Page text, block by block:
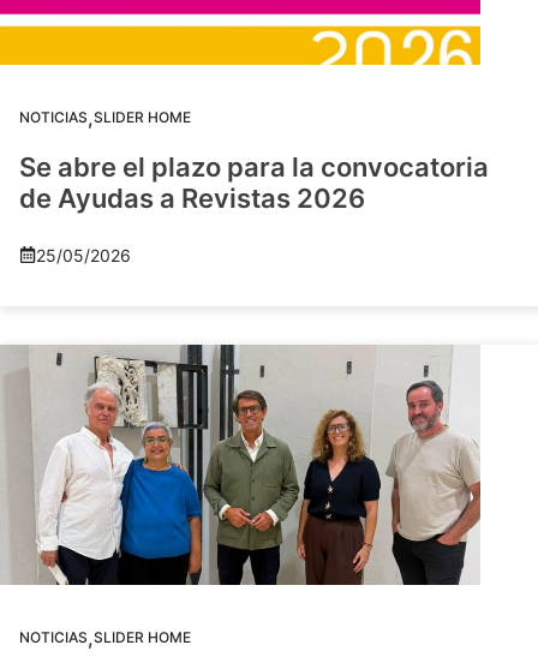
NOTICIAS,SLIDER HOME
Se abre el plazo para la convocatoria
de Ayudas a Revistas 2026
25/05/2026
NOTICIAS,SLIDER HOME